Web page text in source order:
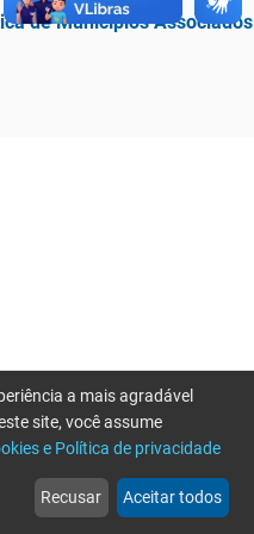
de Municípios Associados
web
Notícias
more_horiz
Mais
a mais agradável
site, você assume
e Política de privacidade
Recusar Aceitar todos
tente novamente